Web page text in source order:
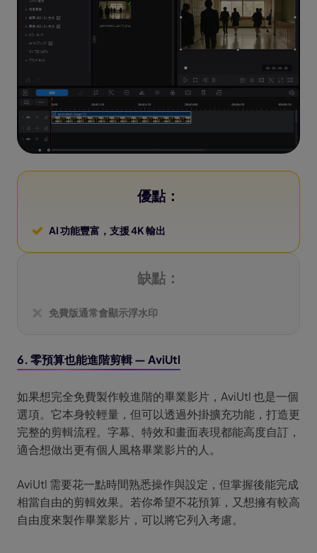
優點：
AI 功能豐富，支援 4K 輸出
缺點：
免費版通常會顯示浮水印
6. 零預算也能進階剪輯 — AviUtl
如果想完全免費製作較進階的畢業影片，AviUtl 也是一個
選項。它本身較輕量，但可以透過外掛擴充功能，打造更
完整的剪輯流程。字幕、特效和畫面表現都能高度自訂，
適合想做出更有個人風格畢業影片的人。
AviUtl 需要花一點時間熟悉操作與設定，但掌握後能完成
相當自由的剪輯效果。若你希望不花預算，又想擁有較高
自由度來製作畢業影片，可以將它列入考慮。